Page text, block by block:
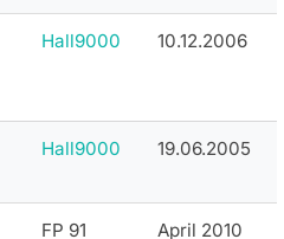
Hall9000 10.12.2006
Hall9000 19.06.2005
FP 91 April 2010